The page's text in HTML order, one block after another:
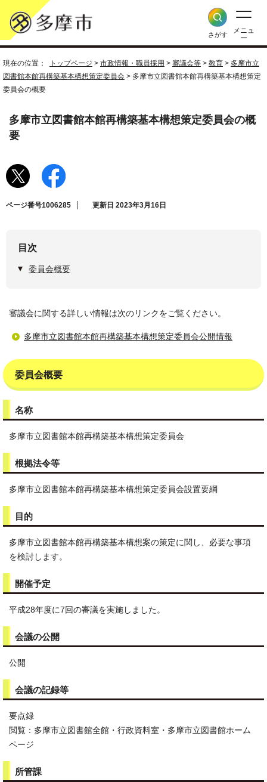
さがす
メニュ
ー
現在の位置： トップページ > 市政情報・職員採用 > 審議会等 > 教育 > 多摩市立
図書館本館再構築基本構想策定委員会 > 多摩市立図書館本館再構築基本構想策定
委員会の概要
多摩市立図書館本館再構築基本構想策定委員会の概
要
ページ番号1006285 更新日 2023年3月16日
目次
委員会概要
審議会に関する詳しい情報は次のリンクをご覧ください。
多摩市立図書館本館再構築基本構想策定委員会公開情報
委員会概要
名称
多摩市立図書館本館再構築基本構想策定委員会
根拠法令等
多摩市立図書館本館再構築基本構想策定委員会設置要綱
目的
多摩市立図書館本館再構築基本構想案の策定に関し、必要な事項
を検討します。
開催予定
平成28年度に7回の審議を実施しました。
会議の公開
公開
会議の記録等
要点録
閲覧：多摩市立図書館全館・行政資料室・多摩市立図書館ホーム
ページ
所管課